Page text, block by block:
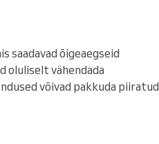
saadavad õigeaegseid
oluliselt vähendada
võivad pakkuda piiratud